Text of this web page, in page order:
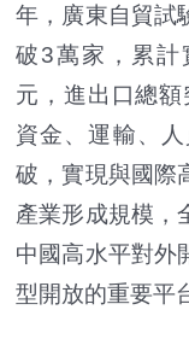
年，廣東自貿試
破3萬家，累計
元，進出口總額
資金、運輸、
破，實現與國際
產業形成規模，
中國高水平對外
型開放的重要平